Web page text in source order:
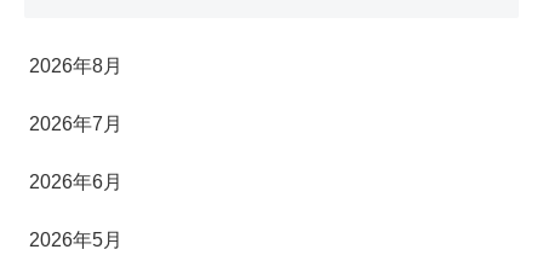
2026年8月
2026年7月
2026年6月
2026年5月